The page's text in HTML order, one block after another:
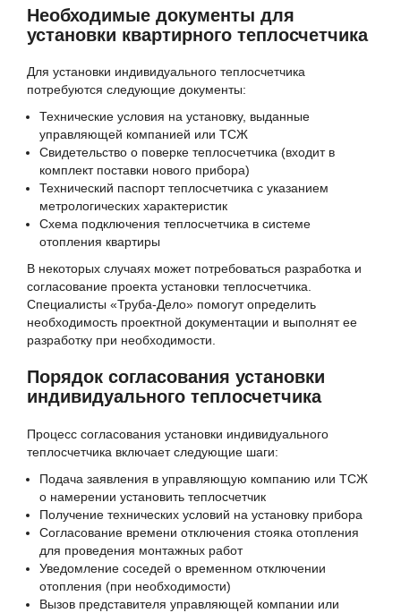
Необходимые документы для
установки квартирного теплосчетчика
Для установки индивидуального теплосчетчика
потребуются следующие документы:
Технические условия на установку, выданные
управляющей компанией или ТСЖ
Свидетельство о поверке теплосчетчика (входит в
комплект поставки нового прибора)
Технический паспорт теплосчетчика с указанием
метрологических характеристик
Схема подключения теплосчетчика в системе
отопления квартиры
В некоторых случаях может потребоваться разработка и
согласование проекта установки теплосчетчика.
Специалисты «Труба-Дело» помогут определить
необходимость проектной документации и выполнят ее
разработку при необходимости.
Порядок согласования установки
индивидуального теплосчетчика
Процесс согласования установки индивидуального
теплосчетчика включает следующие шаги:
Подача заявления в управляющую компанию или ТСЖ
о намерении установить теплосчетчик
Получение технических условий на установку прибора
Согласование времени отключения стояка отопления
для проведения монтажных работ
Уведомление соседей о временном отключении
отопления (при необходимости)
Вызов представителя управляющей компании или